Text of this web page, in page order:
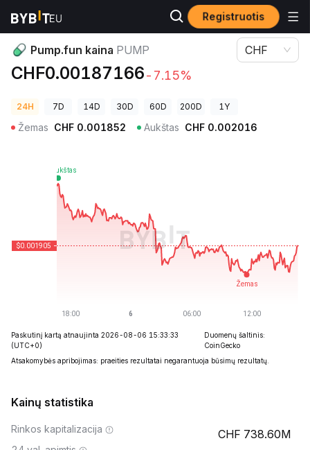
Registruotis
Kriptovaliutų kainos Pump.fun kaina PUMP
Pump.fun kaina PUMP
CHF0.00187166-7.15%
CHF
24H 7D 14D 30D 60D 200D 1Y
Žemas CHF 0.001852 Aukštas CHF 0.002016
Paskutinį kartą atnaujinta 2026-08-06 15:33:33
(UTC+0)
Duomenų šaltinis:
CoinGecko
Atsakomybės apribojimas: praeities rezultatai negarantuoja būsimų rezultatų.
Kainų statistika
Rinkos kapitalizacija 738.60M